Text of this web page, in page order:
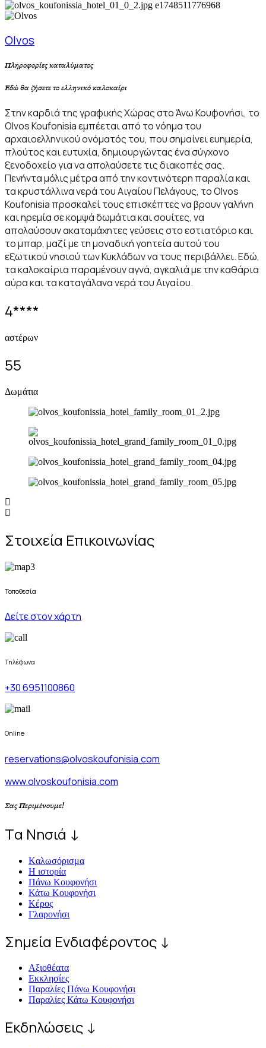
Olvos
Πληροφορίες καταλύματος
Εδώ θα ζήσετε το ελληνικό καλοκαίρι
Στην καρδιά της γραφικής Χώρας στο Άνω Κουφονήσι, το
Olvos Koufonisia εμπέεται από το νόημα του
αρχαιοελληνικού ονόματός του, που σημαίνει ευημερία,
πλούτος και ευτυχία, δημιουργώντας ένα σύγχονο
ξενοδοχείο για να απολαύσετε τις διακοπές σας.
Πενήντα μόλις μέτρα από την κοντινότερη παραλία και
τα κρυστάλλινα νερά του Αιγαίου Πελάγους, το Olvos
Koufonisia προσκαλεί τους επισκέπτες να βρουν γαλήνη
και ηρεμία σε κομψά δωμάτια και σουίτες, να
απολαύσουν ακαταμάχητες γεύσεις στο εστιατόριο και
το μπαρ, μαζί με τη μοναδική γοητεία αυτού του
εξωτικού νησιού των Κυκλάδων να τους περιβάλλει. Εδώ,
τα καλοκαίρια παραμένουν αγνά, αγκαλιά με την καθάρια
αύρα και τα καταγάλανα νερά του Αιγαίου.
4****
αστέρων
55
Δωμάτια
Στοιχεία Επικοινωνίας
Τοποθεσία
Δείτε στον χάρτη
Τηλέφωνα
+30 6951100860
Online
reservations@olvoskoufonisia.com
www.olvoskoufonisia.com
Σας Περιμένουμε!
Tα Νησιά ↓
Kαλωσόρισμα
Η ιστορία
Πάνω Κουφονήσι
Κάτω Κουφονήσι
Κέρος
Γλαρονήσι
Σημεία Ενδιαφέροντος ↓
Αξιοθέατα
Εκκλησίες
Παραλίες Πάνω Κουφονήσι
Παραλίες Κάτω Κουφονήσι
Εκδηλώσεις ↓